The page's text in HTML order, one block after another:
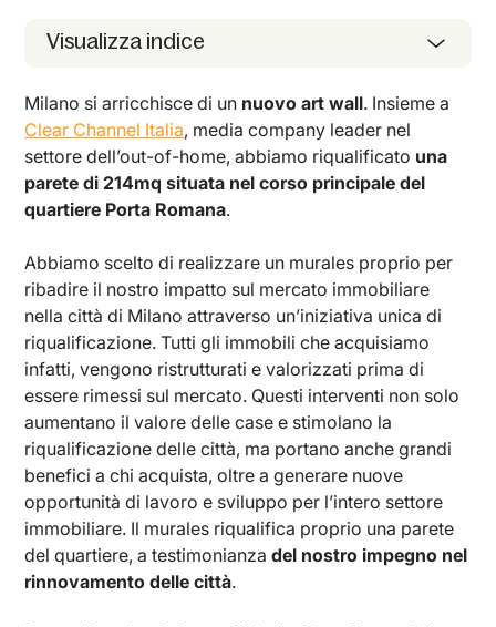
Visualizza indice
Milano si arricchisce di un nuovo art wall. Insieme a
Clear Channel Italia, media company leader nel
settore dell’out-of-home, abbiamo riqualificato una
parete di 214mq situata nel corso principale del
quartiere Porta Romana.
Abbiamo scelto di realizzare un murales proprio per
ribadire il nostro impatto sul mercato immobiliare
nella città di Milano attraverso un’iniziativa unica di
riqualificazione. Tutti gli immobili che acquisiamo
infatti, vengono ristrutturati e valorizzati prima di
essere rimessi sul mercato. Questi interventi non solo
aumentano il valore delle case e stimolano la
riqualificazione delle città, ma portano anche grandi
benefici a chi acquista, oltre a generare nuove
opportunità di lavoro e sviluppo per l’intero settore
immobiliare. Il murales riqualifica proprio una parete
del quartiere, a testimonianzadel nostro impegno nel
rinnovamento delle città.